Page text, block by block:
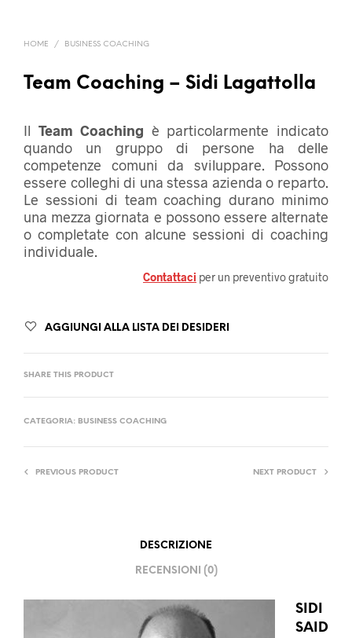
HOME / BUSINESS COACHING
Team Coaching – Sidi Lagattolla
Il Team Coaching è particolarmente indicato
quando un gruppo di persone ha delle
competenze comuni da sviluppare. Possono
essere colleghi di una stessa azienda o reparto.
Le sessioni di team coaching durano minimo
una mezza giornata e possono essere alternate
o completate con alcune sessioni di coaching
individuale.
Contattaci per un preventivo gratuito
AGGIUNGI ALLA LISTA DEI DESIDERI
SHARE THIS PRODUCT
CATEGORIA: BUSINESS COACHING
PREVIOUS PRODUCT NEXT PRODUCT
DESCRIZIONE
RECENSIONI (0)
SIDI
SAID